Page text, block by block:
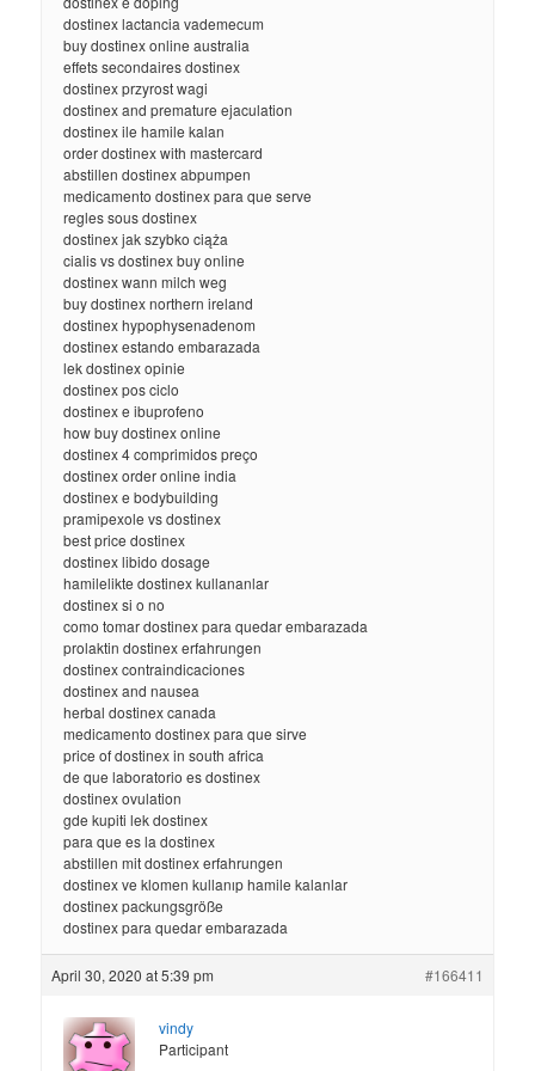
dostinex lactancia vademecum
buy dostinex online australia
effets secondaires dostinex
dostinex przyrost wagi
dostinex and premature ejaculation
dostinex ile hamile kalan
order dostinex with mastercard
abstillen dostinex abpumpen
medicamento dostinex para que serve
regles sous dostinex
dostinex jak szybko ciąża
cialis vs dostinex buy online
dostinex wann milch weg
buy dostinex northern ireland
dostinex hypophysenadenom
dostinex estando embarazada
lek dostinex opinie
dostinex pos ciclo
dostinex e ibuprofeno
how buy dostinex online
dostinex 4 comprimidos preço
dostinex order online india
dostinex e bodybuilding
pramipexole vs dostinex
best price dostinex
dostinex libido dosage
hamilelikte dostinex kullananlar
dostinex si o no
como tomar dostinex para quedar embarazada
prolaktin dostinex erfahrungen
dostinex contraindicaciones
dostinex and nausea
herbal dostinex canada
medicamento dostinex para que sirve
price of dostinex in south africa
de que laboratorio es dostinex
dostinex ovulation
gde kupiti lek dostinex
para que es la dostinex
abstillen mit dostinex erfahrungen
dostinex ve klomen kullanıp hamile kalanlar
dostinex packungsgröße
dostinex para quedar embarazada
April 30, 2020 at 5:39 pm #166411
vindy
Participant